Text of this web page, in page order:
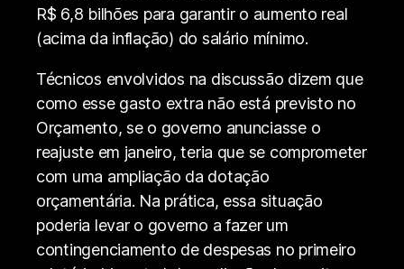
R$ 6,8 bilhões para garantir o aumento real
(acima da inflação) do salário mínimo.
Técnicos envolvidos na discussão dizem que
como esse gasto extra não está previsto no
Orçamento, se o governo anunciasse o
reajuste em janeiro, teria que se comprometer
com uma ampliação da dotação
orçamentária. Na prática, essa situação
poderia levar o governo a fazer um
contingenciamento de despesas no primeiro